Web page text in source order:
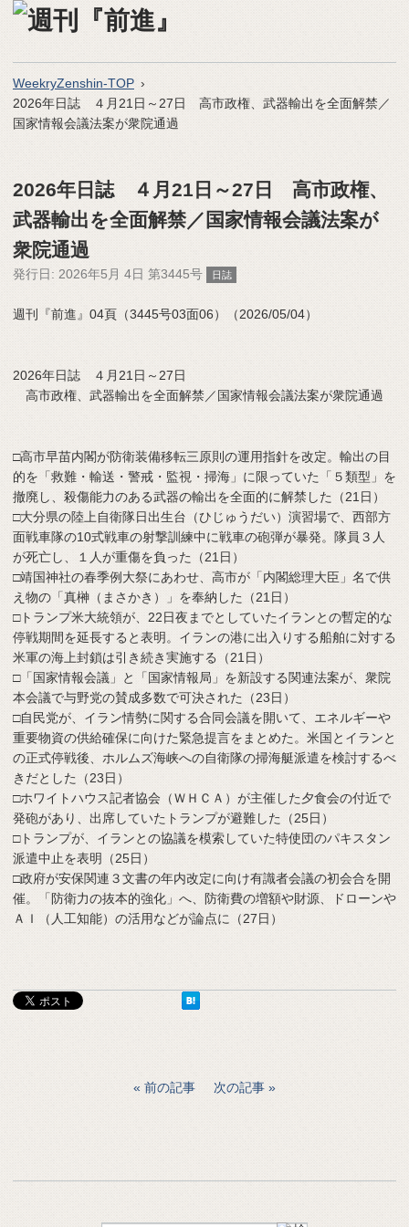
WeekryZenshin-TOP
2026年日誌 ４月21日～27日 高市政権、武器輸出を全面解禁／
国家情報会議法案が衆院通過
2026年日誌 ４月21日～27日 高市政権、
武器輸出を全面解禁／国家情報会議法案が
衆院通過
発行日: 2026年5月 4日 第3445号 日誌
週刊『前進』04頁（3445号03面06）（2026/05/04）
2026年日誌 ４月21日～27日
高市政権、武器輸出を全面解禁／国家情報会議法案が衆院通過
□高市早苗内閣が防衛装備移転三原則の運用指針を改定。輸出の目
的を「救難・輸送・警戒・監視・掃海」に限っていた「５類型」を
撤廃し、殺傷能力のある武器の輸出を全面的に解禁した（21日）
□大分県の陸上自衛隊日出生台（ひじゅうだい）演習場で、西部方
面戦車隊の10式戦車の射撃訓練中に戦車の砲弾が暴発。隊員３人
が死亡し、１人が重傷を負った（21日）
□靖国神社の春季例大祭にあわせ、高市が「内閣総理大臣」名で供
え物の「真榊（まさかき）」を奉納した（21日）
□トランプ米大統領が、22日夜までとしていたイランとの暫定的な
停戦期間を延長すると表明。イランの港に出入りする船舶に対する
米軍の海上封鎖は引き続き実施する（21日）
□「国家情報会議」と「国家情報局」を新設する関連法案が、衆院
本会議で与野党の賛成多数で可決された（23日）
□自民党が、イラン情勢に関する合同会議を開いて、エネルギーや
重要物資の供給確保に向けた緊急提言をまとめた。米国とイランと
の正式停戦後、ホルムズ海峡への自衛隊の掃海艇派遣を検討するべ
きだとした（23日）
□ホワイトハウス記者協会（ＷＨＣＡ）が主催した夕食会の付近で
発砲があり、出席していたトランプが避難した（25日）
□トランプが、イランとの協議を模索していた特使団のパキスタン
派遣中止を表明（25日）
□政府が安保関連３文書の年内改定に向け有識者会議の初会合を開
催。「防衛力の抜本的強化」へ、防衛費の増額や財源、ドローンや
ＡＩ（人工知能）の活用などが論点に（27日）
前の記事 次の記事